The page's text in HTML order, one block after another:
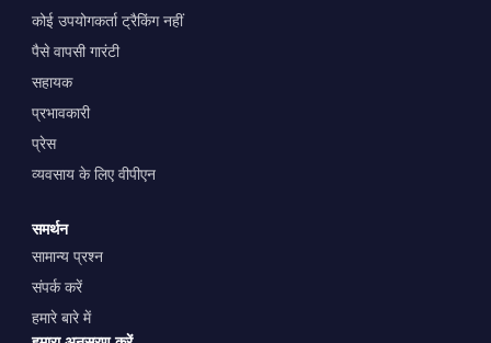
कोई उपयोगकर्ता ट्रैकिंग नहीं
पैसे वापसी गारंटी
सहायक
प्रभावकारी
प्रेस
व्यवसाय के लिए वीपीएन
समर्थन
सामान्य प्रश्न
संपर्क करें
हमारे बारे में